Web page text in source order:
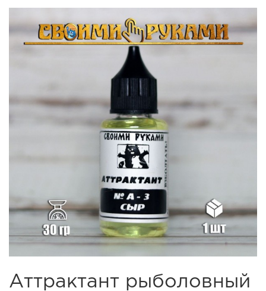
Аттрактант рыболовный